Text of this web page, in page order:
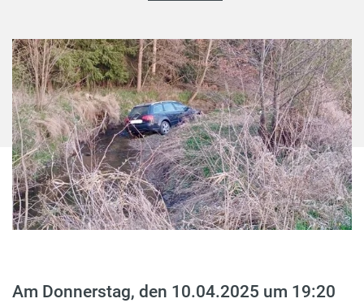
Am Donnerstag, den 10.04.2025 um 19:20